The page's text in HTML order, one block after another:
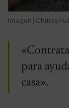
Imagen | Christa
para
casa».